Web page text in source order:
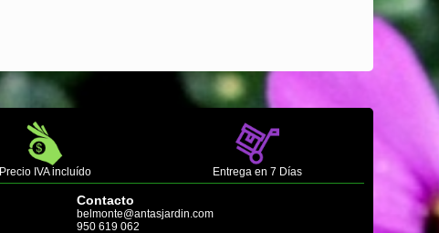
Precio IVA incluído Entrega en 7 Días
Contacto
belmonte@antasjardin.com
950 619 062